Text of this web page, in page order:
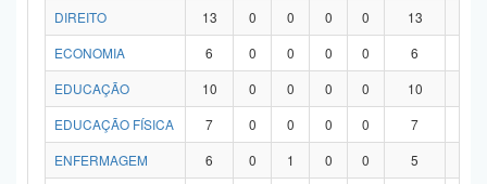
DIREITO 13 0 0 0 0 13
ECONOMIA
6 0 0 0 0 6
EDUCAÇÃO
10 0 0 0 0 10
EDUCAÇÃO FÍSICA
7 0 0 0 0 7
ENFERMAGEM
6 0 1 0 0 5